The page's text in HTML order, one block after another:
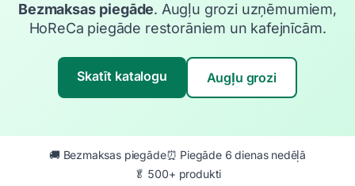
Bezmaksas piegāde. Augļu grozi uzņēmumiem,
HoReCa piegāde restorāniem un kafejnīcām.
Skatīt katalogu Augļu grozi
🚚 Bezmaksas piegāde⏰ Piegāde 6 dienas nedēļā
🥬 500+ produkti